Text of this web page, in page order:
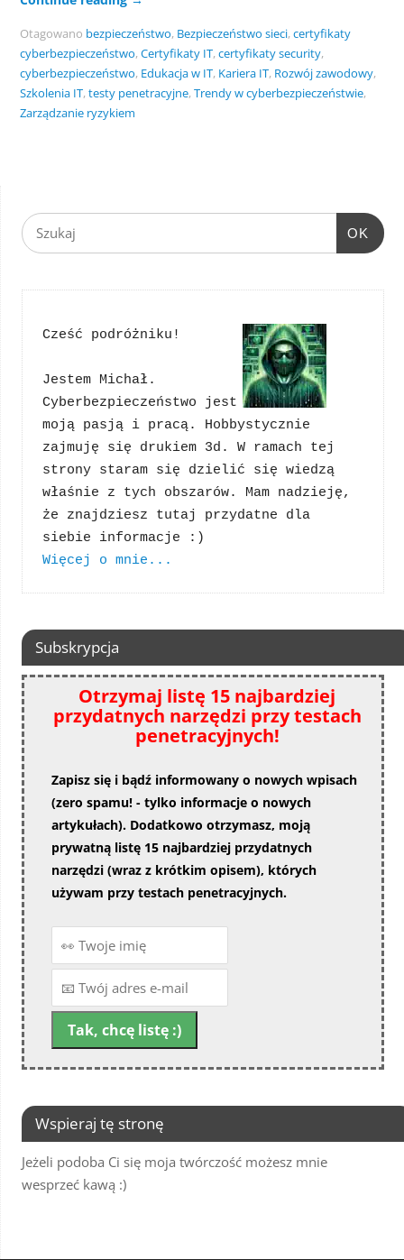
Otagowano bezpieczeństwo, Bezpieczeństwo sieci,certyfikaty
cyberbezpieczeństwo,Certyfikaty IT,certyfikaty security,
cyberbezpieczeństwo, Edukacja w IT, Kariera IT, Rozwój zawodowy,
Szkolenia IT,testy penetracyjne,Trendy w cyberbezpieczeństwie,
Zarządzanie ryzykiem
OK
Cześć podróżniku!
Jestem Michał.
Cyberbezpieczeństwo jest
moją pasją i pracą. Hobbystycznie
zajmuję się drukiem 3d. W ramach tej
strony staram się dzielić się wiedzą
właśnie z tych obszarów. Mam nadzieję,
że znajdziesz tutaj przydatne dla
Więcej o mnie...
Subskrypcja
Otrzymaj listę 15 najbardziej
przydatnych narzędzi przy testach
penetracyjnych!
Zapisz się i bądź informowany o nowych wpisach
(zero spamu! - tylko informacje o nowych
artykułach). Dodatkowo otrzymasz, moją
prywatną listę 15 najbardziej przydatnych
narzędzi (wraz z krótkim opisem), których
używam przy testach penetracyjnych.
Wspieraj tę stronę
Jeżeli podoba Ci się moja twórczość możesz mnie
wesprzeć kawą :)